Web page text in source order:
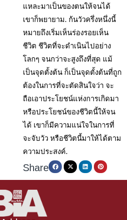
แหละมาเป็นของตนให้จนได้
เขาก็พยายาม. ก้นวัวครึ่งหนึ่งนี้
หมายถึงเริ่มเห็นร่องรอยเห็น
ชีวิต ชีวิตที่จะดำเนินไปอย่าง
โลกๆ จนกว่าจะสูงถึงที่สุด แม้
เป็นจุดตั้งต้น ก็เป็นจุดตั้งต้นที่ถูก
ต้องในการที่จะตัดสินใจว่า จะ
ถือเอาประโยชน์แห่งการเกิดมา
หรือประโยชน์ของชีวิตนี้ให้จน
ได้ เขาก็มีความแน่ใจในการที่
จะจับวัว หรือชีวิตนี้มาให้ได้ตาม
ความประสงค์.
Share